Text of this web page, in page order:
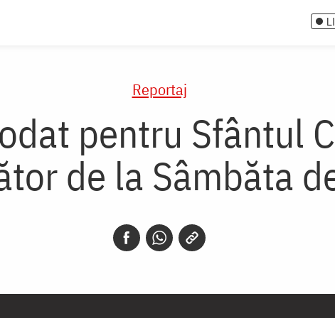
Reportaj
pentru Sfântul
de la Sâmbăta